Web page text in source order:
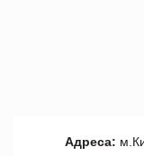
Адреса: